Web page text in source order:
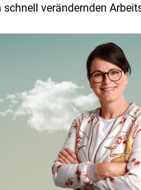
schnell verändernden